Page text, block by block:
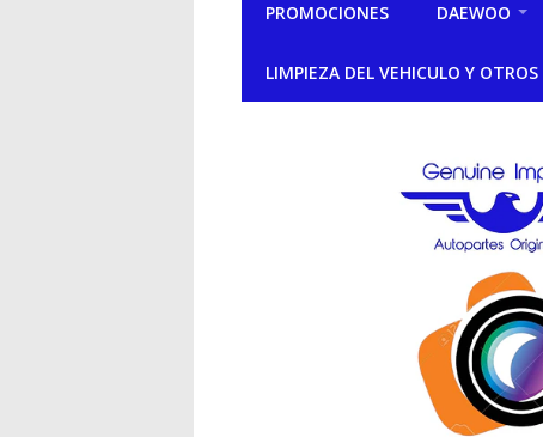
PROMOCIONES DAEWOO
LIMPIEZA DEL VEHICULO Y OTROS